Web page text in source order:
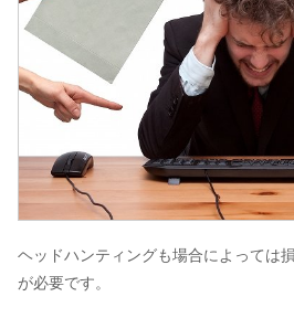
ヘッドハンティングも場合によっては
が必要です。